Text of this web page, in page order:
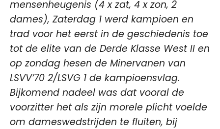
mensenheugenis (4 x zat, 4 x zon, 2
dames), Zaterdag 1 werd kampioen en
trad voor het eerst in de geschiedenis toe
tot de elite van de Derde Klasse West II en
op zondag hesen de Minervanen van
LSVV’70 2/LSVG 1 de kampioensvlag.
Bijkomend nadeel was dat vooral de
voorzitter het als zijn morele plicht voelde
om dameswedstrijden te fluiten, bij